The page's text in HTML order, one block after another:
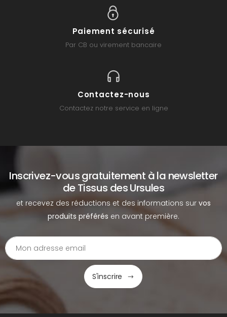
Paiement sécurisé
Par CB ou virement bancaire
Contactez-nous
Contactez notre service en ligne
Inscrivez-vous gratuitement à la newsletter
de Tissus des Ursules
et recevez des réductions et des informations sur vos
produits préférés en avant première.
S'inscrire